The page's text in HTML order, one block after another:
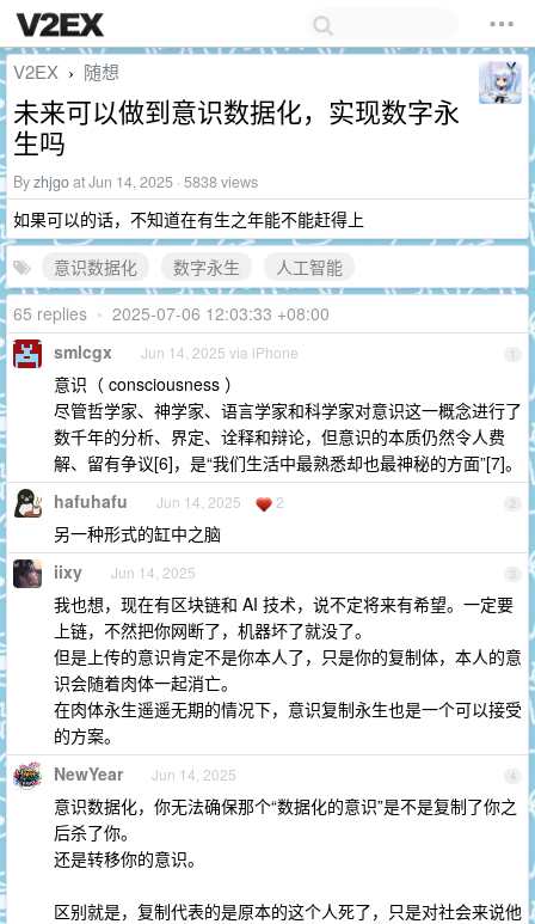
V2EX › 随想
未来可以做到意识数据化，实现数字永
生吗
Byzhjgoat Jun 14, 2025 · 5838 views
如果可以的话，不知道在有生之年能不能赶得上
意识数据化
数字永生
人工智能
65 replies • 2025-07-06 12:03:33 +08:00
1
smlcgx Jun 14, 2025 via iPhone
意识（ consciousness ）
尽管哲学家、神学家、语言学家和科学家对意识这一概念进行了
数千年的分析、界定、诠释和辩论，但意识的本质仍然令人费
解、留有争议[6]，是“我们生活中最熟悉却也最神秘的方面”[7]。
2
hafuhafu Jun 14, 2025 2
另一种形式的缸中之脑
3
iixy Jun 14, 2025
我也想，现在有区块链和 AI 技术，说不定将来有希望。一定要
上链，不然把你网断了，机器坏了就没了。
但是上传的意识肯定不是你本人了，只是你的复制体，本人的意
识会随着肉体一起消亡。
在肉体永生遥遥无期的情况下，意识复制永生也是一个可以接受
的方案。
4
NewYear Jun 14, 2025
意识数据化，你无法确保那个“数据化的意识”是不是复制了你之
后杀了你。
还是转移你的意识。
区别就是，复制代表的是原本的这个人死了，只是对社会来说他